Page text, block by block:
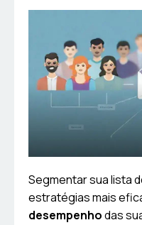
Segmentar sua lista
estratégias mais
desempenhodas